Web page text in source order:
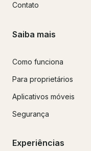
Contato
Saiba mais
Como funciona
Para proprietários
Aplicativos móveis
Segurança
Experiências